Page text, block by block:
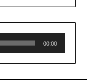
00:00